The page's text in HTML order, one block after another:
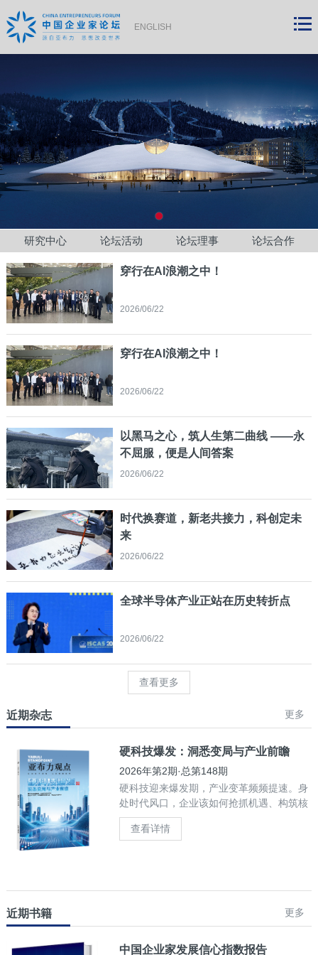
ENGLISH
研究中心 论坛活动 论坛理事 论坛合作
穿行在AI浪潮之中！
2026/06/22
穿行在AI浪潮之中！
2026/06/22
以黑马之心，筑人生第二曲线 ——永
不屈服，便是人间答案
2026/06/22
时代换赛道，新老共接力，科创定未
来
2026/06/22
全球半导体产业正站在历史转折点
2026/06/22
查看更多
近期杂志 更多
硬科技爆发：洞悉变局与产业前瞻
2026年第2期·总第148期
硬科技迎来爆发期，产业变革频频提速。身
处时代风口，企业该如何抢抓机遇、构筑核
心竞争力？
查看详情
近期书籍 更多
中国企业家发展信心指数报告